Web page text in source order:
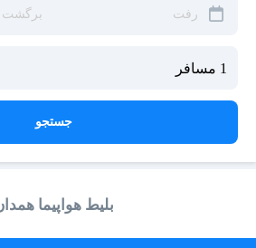
جستجو
بلیط هواپیما